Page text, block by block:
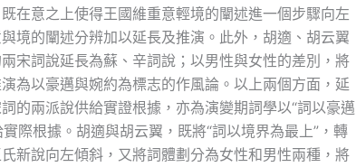
在意之上使得王國維重意輕境的闡述進一個步驟向左
境的闡述分辨加以延長及推演。此外，胡適、胡云翼
宋詞說延長為蘇、辛詞說；以男性與女性的差別，將
為以豪邁與婉約為標志的作風論。以上兩個方面，延
的兩派說供給實證根據，亦為演變期詞學以“詞以豪邁
際根據。胡適與胡云翼，既將“詞以境界為最上”，轉
新說向左傾斜，又將詞體劃分為女性和男性兩種，將